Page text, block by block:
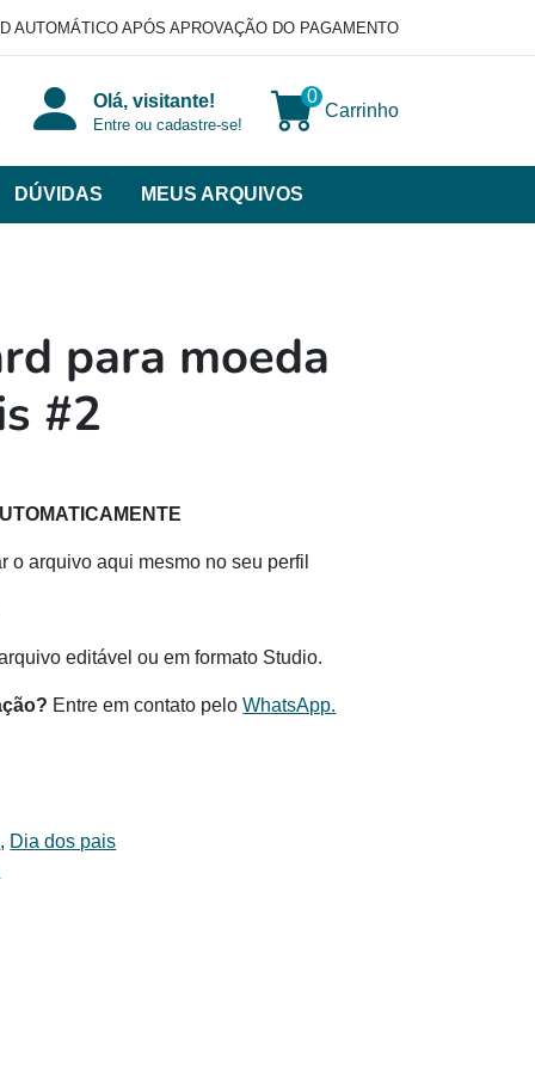
AUTOMÁTICO APÓS APROVAÇÃO DO PAGAMENTO
Olá, visitante!
Entre ou cadastre-se!
0
Carrinho
DÚVIDAS MEUS ARQUIVOS
para moeda
#2
o arquivo aqui mesmo no seu perfil
editável ou em formato Studio.
Entre em contato peloWhatsApp.
, Dia dos pais